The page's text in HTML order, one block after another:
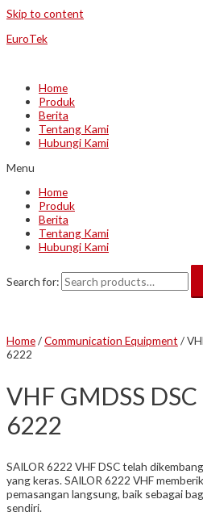
Skip to content
EuroTek
Home
Produk
Berita
Tentang Kami
Hubungi Kami
Menu
Home
Produk
Berita
Tentang Kami
Hubungi Kami
Search for:
Home/Communication Equipment /
6222
VHF GMDSS
6222
SAILOR 6222 VHF DSC telah
yang keras. SAILOR 6222 VHF
pemasangan langsung, baik sebagai
sendiri.